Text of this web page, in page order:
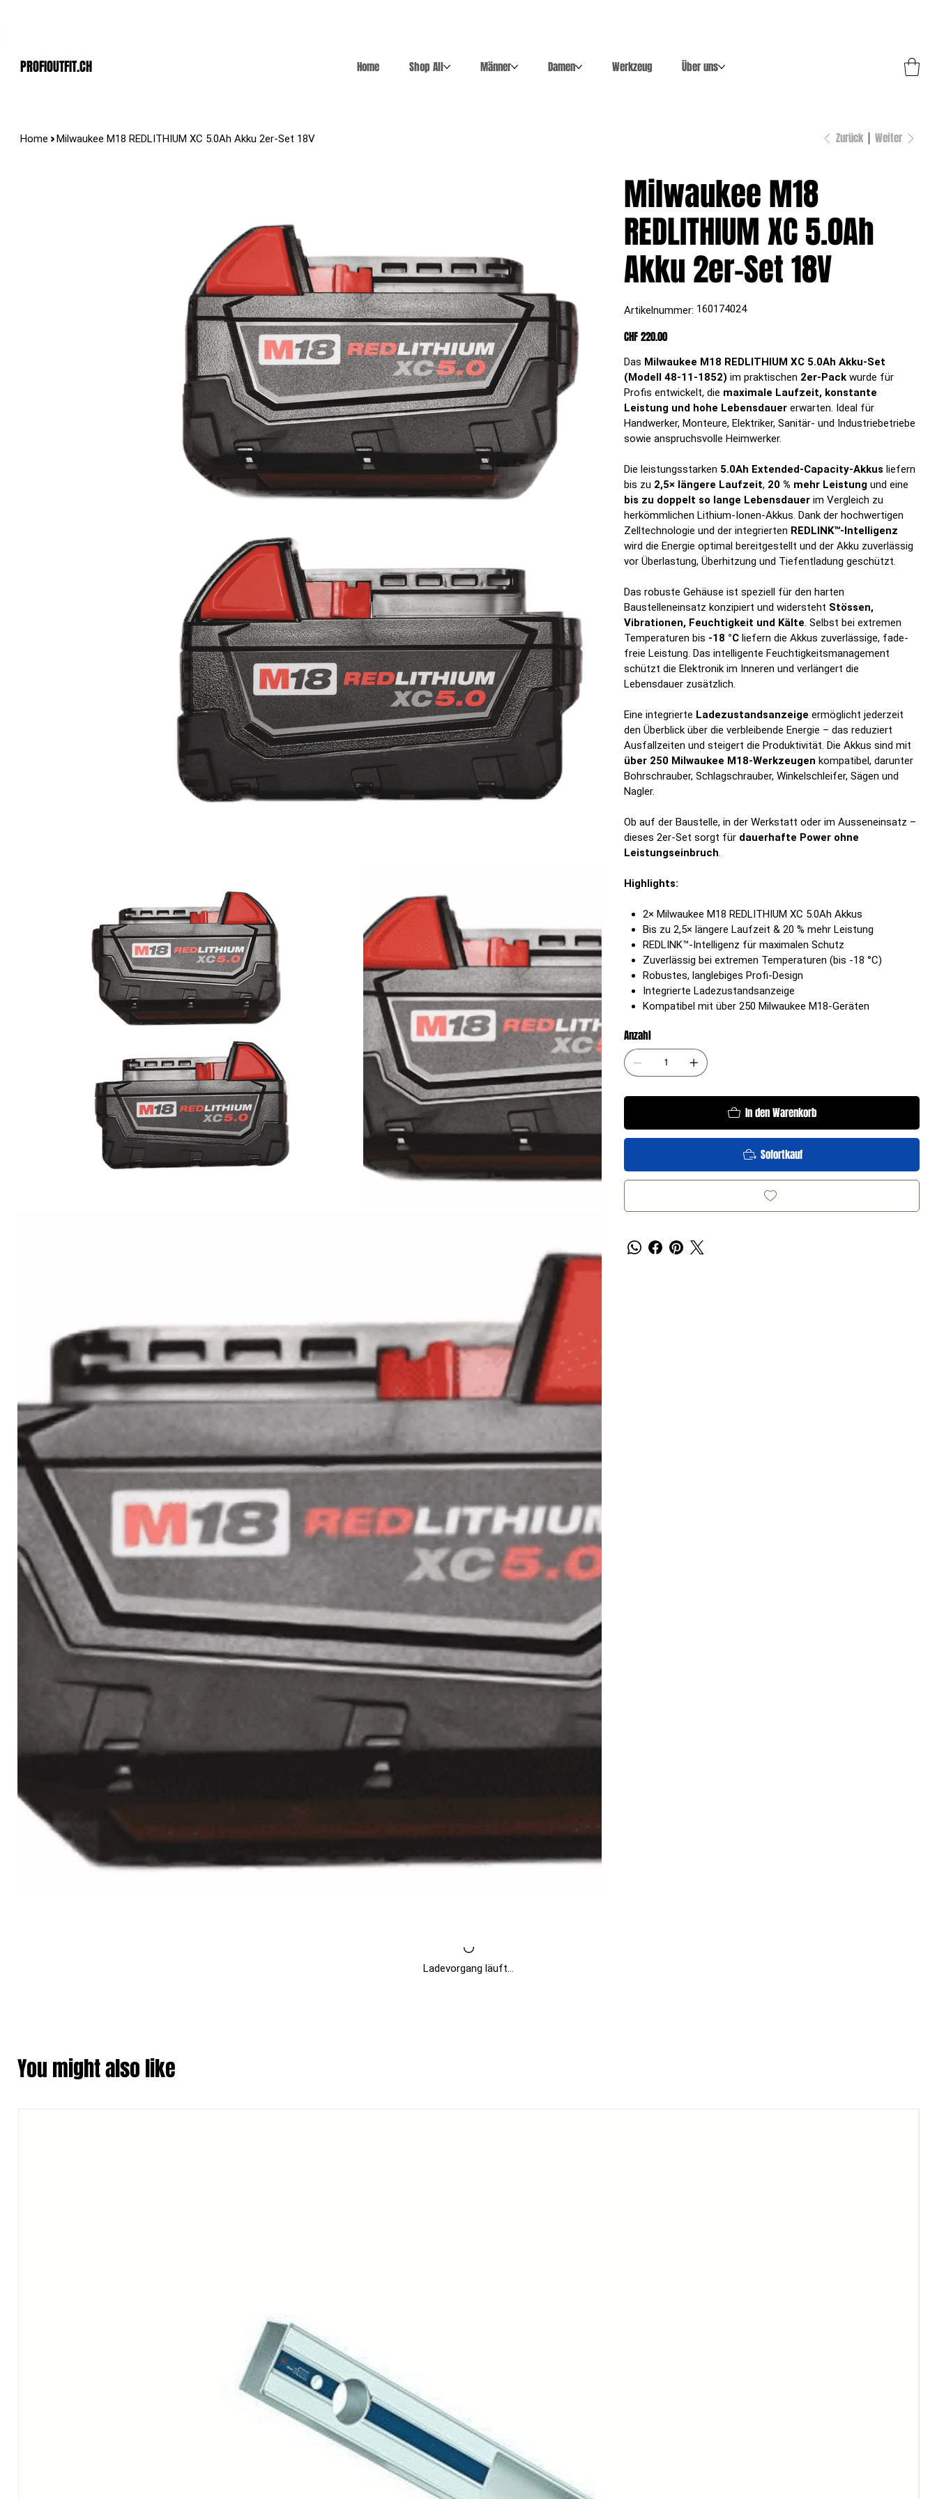
PROFIOUTFIT.cH Home Shop All Männer Damen Werkzeug Über uns
Home >Milwaukee M18 REDLITHIUM XC 5.0Ah Akku 2er-Set 18V Zurück Weiter
Milwaukee M18
REDLITHIUM XC 5.0Ah
Akku 2er-Set 18V
Artikelnummer: Artikelnummer:
160174024
160174024
Preis
CHF 220.00
Das Milwaukee M18 REDLITHIUM XC 5.0Ah Akku-Set
(Modell 48-11-1852) im praktischen 2er-Pack wurde für
Profis entwickelt, die maximale Laufzeit, konstante
Leistung und hohe Lebensdauer erwarten. Ideal für
Handwerker, Monteure, Elektriker, Sanitär- und Industriebetriebe
sowie anspruchsvolle Heimwerker.
Die leistungsstarken 5.0Ah Extended-Capacity-Akkus liefern
bis zu 2,5× längere Laufzeit, 20 % mehr Leistung und eine
bis zu doppelt so lange Lebensdauer im Vergleich zu
herkömmlichen Lithium-Ionen-Akkus. Dank der hochwertigen
Zelltechnologie und der integrierten REDLINK™-Intelligenz
wird die Energie optimal bereitgestellt und der Akku zuverlässig
vor Überlastung, Überhitzung und Tiefentladung geschützt.
Das robuste Gehäuse ist speziell für den harten
Baustelleneinsatz konzipiert und widersteht Stössen,
Vibrationen, Feuchtigkeit und Kälte. Selbst bei extremen
Temperaturen bis -18 °C liefern die Akkus zuverlässige, fade-
freie Leistung. Das intelligente Feuchtigkeitsmanagement
schützt die Elektronik im Inneren und verlängert die
Lebensdauer zusätzlich.
Eine integrierte Ladezustandsanzeige ermöglicht jederzeit
den Überblick über die verbleibende Energie – das reduziert
Ausfallzeiten und steigert die Produktivität. Die Akkus sind mit
über 250 Milwaukee M18-Werkzeugen kompatibel, darunter
Bohrschrauber, Schlagschrauber, Winkelschleifer, Sägen und
Nagler.
Ob auf der Baustelle, in der Werkstatt oder im Ausseneinsatz –
dieses 2er-Set sorgt für dauerhafte Power ohne
Leistungseinbruch.
Highlights:
2× Milwaukee M18 REDLITHIUM XC 5.0Ah Akkus
Bis zu 2,5× längere Laufzeit & 20 % mehr Leistung
REDLINK™-Intelligenz für maximalen Schutz
Zuverlässig bei extremen Temperaturen (bis -18 °C)
Robustes, langlebiges Profi-Design
Integrierte Ladezustandsanzeige
Kompatibel mit über 250 Milwaukee M18-Geräten
Anzahl
In den Warenkorb
Sofortkauf
Ladevorgang läuft...
You might also like